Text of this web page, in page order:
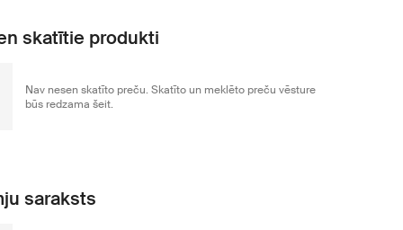
skatītie produkti
Nav nesen skatīto preču. Skatīto un meklēto preču vēsture
būs redzama šeit.
saraksts